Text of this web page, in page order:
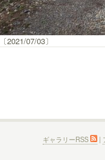
〔2021/07/03〕
ギャラリーRSS |